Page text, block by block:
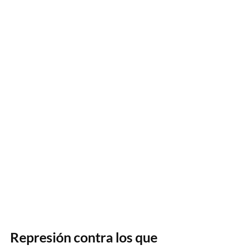
Represión contra los que